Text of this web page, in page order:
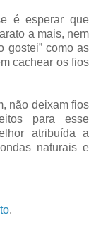
é esperar que
a mais, nem
gostei” como as
cachear os fios
não deixam fios
para esse
atribuída a
naturais e
.